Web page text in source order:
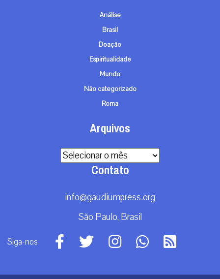
Análise
Brasil
Doação
Espiritualidade
Mundo
Não categorizado
Roma
Arquivos
Arquivos
Contato
info@gaudiumpress.org
São Paulo, Brasil
Siga-nos